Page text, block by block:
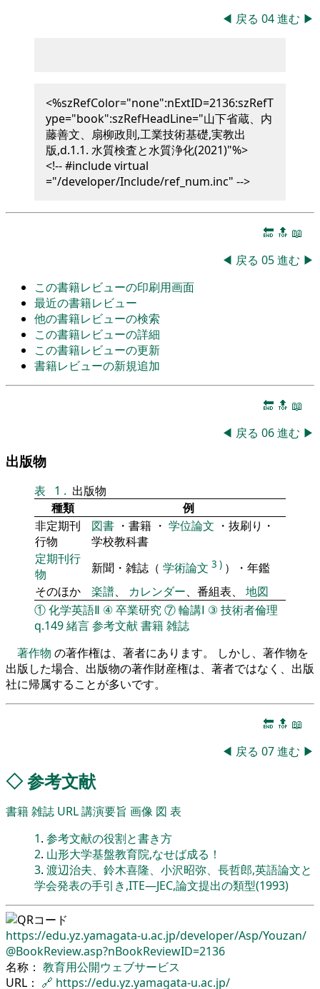
◀ 戻る 04進む ▶
<%szRefColor="none":nExtID=2136:szRefT
ype="book":szRefHeadLine="山下省蔵、内
藤善文、扇柳政則,工業技術基礎,実教出
版,d.1.1. 水質検査と水質浄化(2021)"%>
<!-- #include virtual
="/developer/Include/ref_num.inc" -->
🔚 🔝 📖
◀ 戻る 05進む ▶
この書籍レビューの印刷用画面
最近の書籍レビュー
他の書籍レビューの検索
この書籍レビューの詳細
この書籍レビューの更新
書籍レビューの新規追加
🔚 🔝 📖
◀ 戻る 06進む ▶
出版物
表 1 . 出版物
種類
例
非定期刊
行物
図書 ・書籍 ・ 学位論文 ・抜刷り・
学校教科書
定期刊行
物
新聞・雑誌（ 学術論文 3 ) ）・年鑑
そのほか
楽譜、 カレンダー、番組表、 地図
①化学英語Ⅱ ④卒業研究⑦輪講Ⅰ ③技術者倫理
q.149緒言参考文献書籍雑誌
著作物 の著作権は、著者にあります。 しかし、著作物を
出版した場合、出版物の著作財産権は、著者ではなく、出版
社に帰属することが多いです。
🔚 🔝 📖
◀ 戻る 07進む ▶
◇参考文献
書籍雑誌 URL講演要旨 画像 図 表
1. 参考文献の役割と書き方
2. 山形大学基盤教育院,なせば成る！
3. 渡辺治夫、鈴木喜隆、小沢昭弥、長哲郎,英語論文と
学会発表の手引き,ITE―JEC,論文提出の類型(1993)
https://edu.yz.yamagata-u.ac.jp/developer/Asp/Youzan/
@BookReview.asp?nBookReviewID=2136
名称： 教育用公開ウェブサービス
URL： 🔗 https://edu.yz.yamagata-u.ac.jp/